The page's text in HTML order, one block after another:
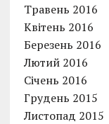
Травень 2016
Квітень 2016
Березень 2016
Лютий 2016
Січень 2016
Грудень 2015
Листопад 2015